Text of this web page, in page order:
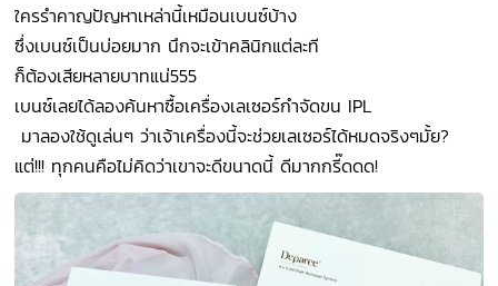
ใครรำคาญปัญหาเหล่านี้เหมือนเบนซ์บ้าง
ซึ่งเบนซ์เป็นบ่อยมาก นึกจะเข้าคลินิกแต่ละที
ก็ต้องเสียหลายบาทแน่555
เบนซ์เลยได้ลองค้นหาซื้อเครื่องเลเซอร์กำจัดขน IPL
มาลองใช้ดูเล่นๆ ว่าเจ้าเครื่องนี้จะช่วยเลเซอร์ได้หมดจริงๆมั้ย?
แต่!!! ทุกคนคือไม่คิดว่าเขาจะดีขนาดนี้ ดีมากกรี๊ดดด!